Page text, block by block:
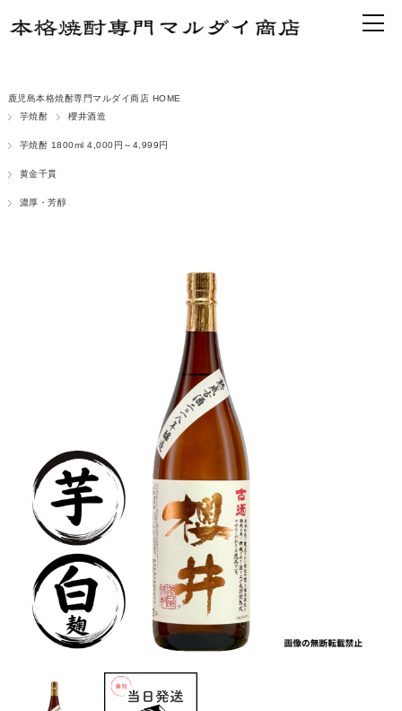
鹿児島本格焼酎専門マルダイ商店 HOME
芋焼酎
櫻井酒造
芋焼酎 1800ml 4,000円～4,999円
黄金千貫
濃厚・芳醇